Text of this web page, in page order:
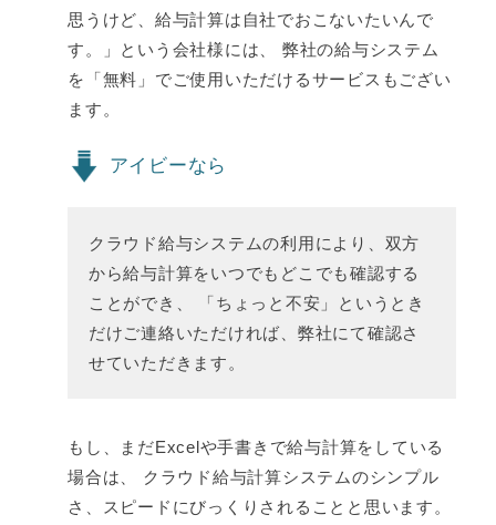
思うけど、給与計算は自社でおこないたいんで
す。」という会社様には、 弊社の給与システム
を「無料」でご使用いただけるサービスもござい
ます。
アイビーなら
クラウド給与システムの利用により、双方
から給与計算をいつでもどこでも確認する
ことができ、 「ちょっと不安」というとき
だけご連絡いただければ、弊社にて確認さ
せていただきます。
もし、まだExcelや手書きで給与計算をしている
場合は、 クラウド給与計算システムのシンプル
さ、スピードにびっくりされることと思います。